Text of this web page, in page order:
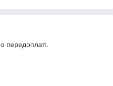
передоплаті.